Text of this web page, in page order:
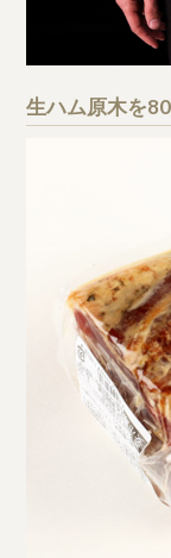
生ハム原木を